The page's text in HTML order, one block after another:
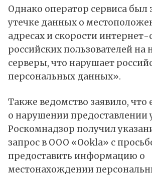
Однако оператор сервиса был
утечке данных о
адресах и скорости
российских пользователей на
серверы, что нарушает
персональных данных».
Также ведомство заявило, что
о нарушении предоставлении
Роскомнадзор получил
запрос в ООО «Ookla» с
предоставить информацию о
местонахождении